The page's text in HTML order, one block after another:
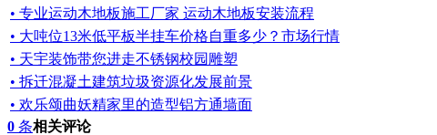
• 专业运动木地板施工厂家 运动木地板安装流程
• 大吨位13米低平板半挂车价格自重多少？市场行情
• 天宇装饰带您进走不锈钢校园雕塑
• 拆迁混凝土建筑垃圾资源化发展前景
• 欢乐颂曲妖精家里的造型铝方通墙面
0 条相关评论